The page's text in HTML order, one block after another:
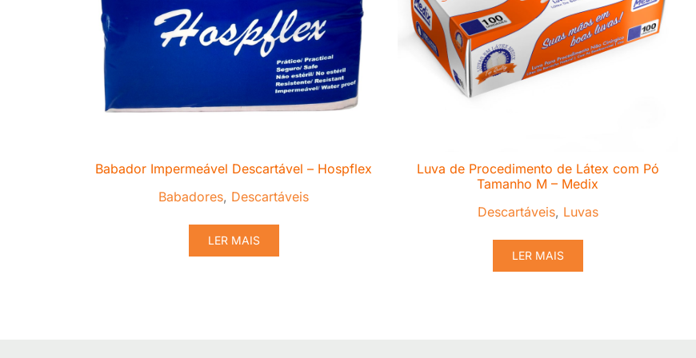
Babador Impermeável Descartável – Hospflex
Babadores, Descartáveis
LER MAIS
Luva de Procedimento de Látex com Pó
Tamanho M – Medix
Descartáveis, Luvas
LER MAIS